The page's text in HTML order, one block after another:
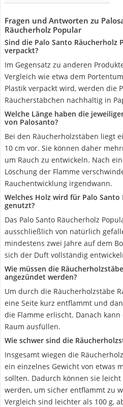
Fragen und Antworten zu
Räucherholz Popular
Sind die Palo Santo Räucherholz
verpackt?
Im Gegensatz zu anderen
Vergleich wie etwa dem
Plastik verpackt wird, werden die
Räucherstäbchen nachhaltig in
Welche Länge haben die
von Palosanto?
Bei den Räucherholzstäben liegt
10 cm vor. Sie können daher
um Rauch zu entwickeln. Nach
Löschung der Flamme
Rauchentwicklung irgendwann.
Welches Holz wird für Palo
genutzt?
Das Palo Santo Räucherholz
ausschließlich von natürlich
mindestens zwei Jahre auf dem
sich der Duft vollständig
Wie müssen die
angezündet werden?
Um durch die Räucherholzstäbe
eine Seite kurz entflammt und
die Flamme erlischt. Danach
Raum ausfüllen.
Wie schwer sind die
Insgesamt wiegen die
ein einzelnes Gewicht von etwas
sollten. Dadurch können sie
werden, um sicher entflammt zu
Vergleich sind leichter als 100 g,